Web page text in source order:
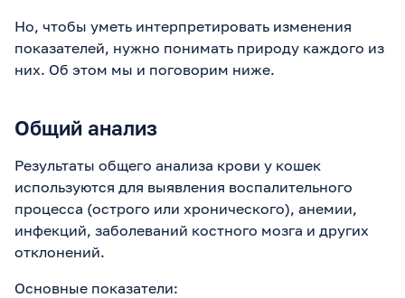
Но, чтобы уметь интерпретировать изменения
показателей, нужно понимать природу каждого из
них. Об этом мы и поговорим ниже.
Общий анализ
Результаты общего анализа крови у кошек
используются для выявления воспалительного
процесса (острого или хронического), анемии,
инфекций, заболеваний костного мозга и других
отклонений.
Основные показатели: